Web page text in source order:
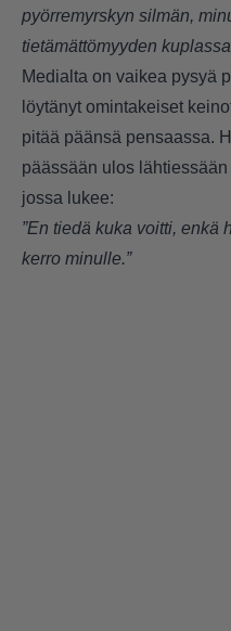
pyörremyrskyn silmän,
tietämättömyyden
Medialta on vaikea pysyä
löytänyt omintakeiset
pitää päänsä pensaassa.
päässään ulos
jossa lukee:
”En tiedä kuka voitti, enkä
kerro minulle.”